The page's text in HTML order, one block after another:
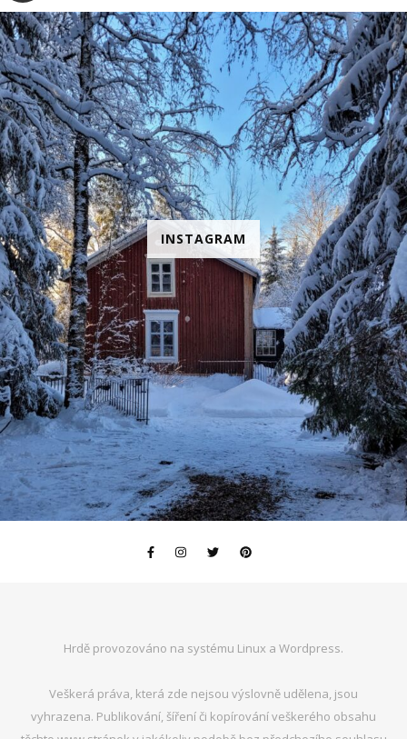
INSTAGRAM
Hrdě provozováno na systému Linux a Wordpress.
Veškerá práva, která zde nejsou výslovně udělena, jsou
vyhrazena. Publikování, šíření či kopírování veškerého obsahu